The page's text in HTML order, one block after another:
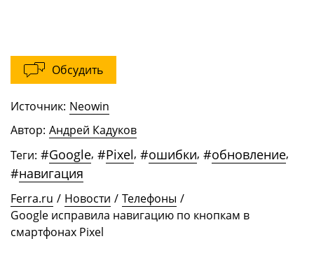
Обсудить
Источник: Neowin
Автор: Андрей Кадуков
Теги: #Google, #Pixel, #ошибки, #обновление,
#навигация
Ferra.ru / Новости / Телефоны /
Google исправила навигацию по кнопкам в
смартфонах Pixel